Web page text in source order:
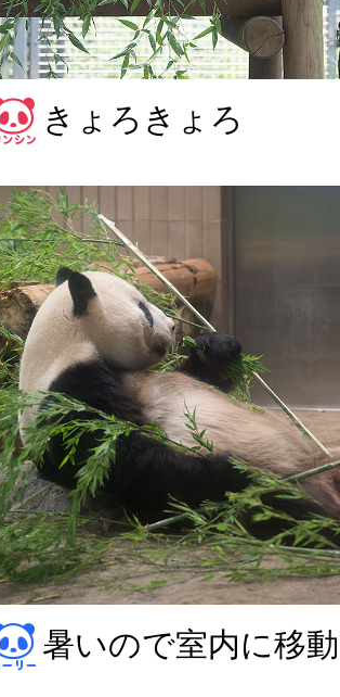
きょろきょろ
暑いので室内に移動